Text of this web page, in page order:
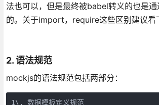
法也可以，但是最终被babel转义的也是
的。关于import，require这些区别建议看
2. 语法规范
mockjs的语法规范包括两部分：
1\. 数据模板定义规范